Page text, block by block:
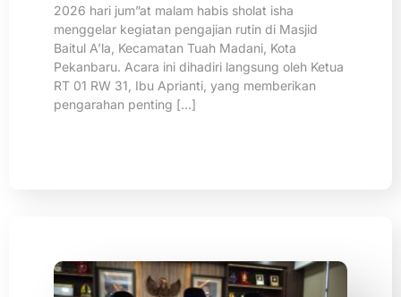
2026 hari jum”at malam habis sholat isha
menggelar kegiatan pengajian rutin di Masjid
Baitul A’la, Kecamatan Tuah Madani, Kota
Pekanbaru. Acara ini dihadiri langsung oleh Ketua
RT 01 RW 31, Ibu Aprianti, yang memberikan
pengarahan penting […]